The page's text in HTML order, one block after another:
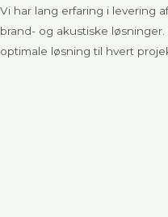
Vi har lang erfaring i levering
brand- og akustiske
optimale løsning til hvert